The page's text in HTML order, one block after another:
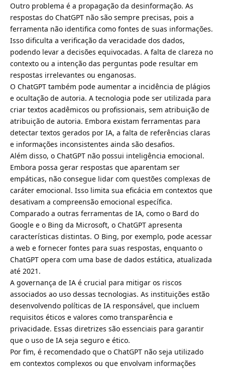
Outro problema é a propagação da desinformação. As
respostas do ChatGPT não são sempre precisas, pois a
ferramenta não identifica como fontes de suas informações.
Isso dificulta a verificação da veracidade dos dados,
podendo levar a decisões equivocadas. A falta de clareza no
contexto ou a intenção das perguntas pode resultar em
respostas irrelevantes ou enganosas.
O ChatGPT também pode aumentar a incidência de plágios
e ocultação de autoria. A tecnologia pode ser utilizada para
criar textos acadêmicos ou profissionais, sem atribuição de
atribuição de autoria. Embora existam ferramentas para
detectar textos gerados por IA, a falta de referências claras
e informações inconsistentes ainda são desafios.
Além disso, o ChatGPT não possui inteligência emocional.
Embora possa gerar respostas que aparentam ser
empáticas, não consegue lidar com questões complexas de
caráter emocional. Isso limita sua eficácia em contextos que
desativam a compreensão emocional específica.
Comparado a outras ferramentas de IA, como o Bard do
Google e o Bing da Microsoft, o ChatGPT apresenta
características distintas. O Bing, por exemplo, pode acessar
a web e fornecer fontes para suas respostas, enquanto o
ChatGPT opera com uma base de dados estática, atualizada
até 2021.
A governança de IA é crucial para mitigar os riscos
associados ao uso dessas tecnologias. As instituições estão
desenvolvendo políticas de IA responsável, que incluem
requisitos éticos e valores como transparência e
privacidade. Essas diretrizes são essenciais para garantir
que o uso de IA seja seguro e ético.
Por fim, é recomendado que o ChatGPT não seja utilizado
em contextos complexos ou que envolvam informações